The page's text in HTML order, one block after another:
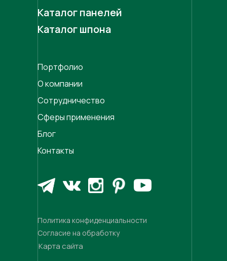
Политика конфиденциальности
Согласие на обработку
Карта сайта
Портфолио
Сотрудничество
О компании
Каталог панелей
Каталог шпона
Сферы применения
Контакты
Блог